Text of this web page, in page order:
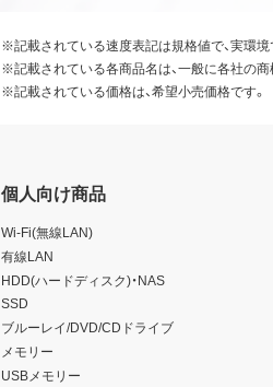
※記載されている速度表記は規格値で、実環境
※記載されている各商品名は、一般に各社の商
※記載されている価格は、希望小売価格です。
個人向け商品
Wi-Fi(無線LAN)
有線LAN
HDD(ハードディスク)・NAS
SSD
ブルーレイ/DVD/CDドライブ
メモリー
USBメモリー